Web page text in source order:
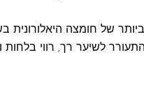
ביותר של חומצה
לשיער רך, רווי בלחות